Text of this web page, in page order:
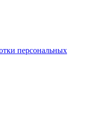
персональных